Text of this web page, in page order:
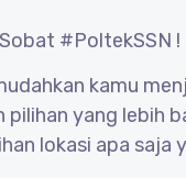
#PoltekSSN !
kamu
pilihan yang lebih
lokasi apa saja